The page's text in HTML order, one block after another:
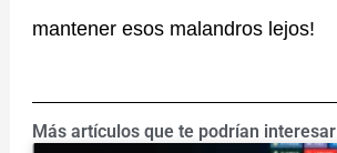
mantener esos malandros lejos!
Más artículos que te podrían interesar